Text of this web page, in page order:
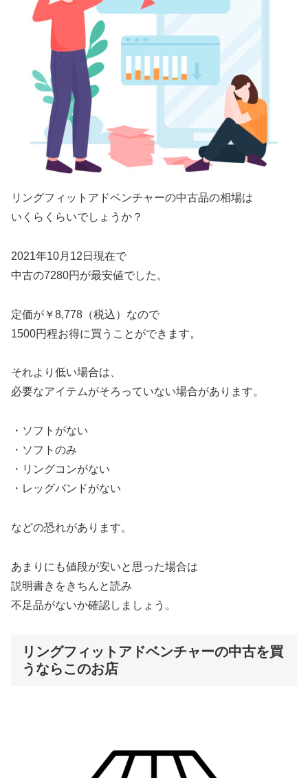
リングフィットアドベンチャーの中古品の相場は
いくらくらいでしょうか？
2021年10月12日現在で
中古の7280円が最安値でした。
定価が￥8,778（税込）なので
1500円程お得に買うことができます。
それより低い場合は、
必要なアイテムがそろっていない場合があります。
・ソフトがない
・ソフトのみ
・リングコンがない
・レッグバンドがない
などの恐れがあります。
あまりにも値段が安いと思った場合は
説明書きをきちんと読み
不足品がないか確認しましょう。
リングフィットアドベンチャーの中古を買
うならこのお店